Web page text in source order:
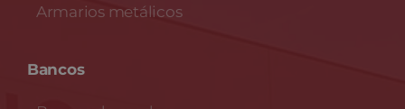
Armarios metálicos
Bancos